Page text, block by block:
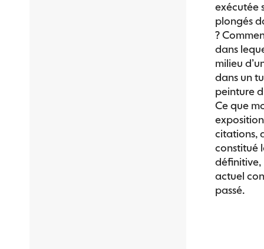
exécutée
plongés
?
dans
milieu
dans un
peinture
Ce que
citations,
constitué
définitive,
actuel
passé.